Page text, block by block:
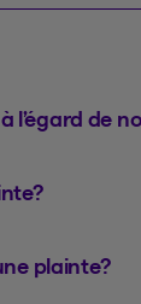
l’égard de
plainte?